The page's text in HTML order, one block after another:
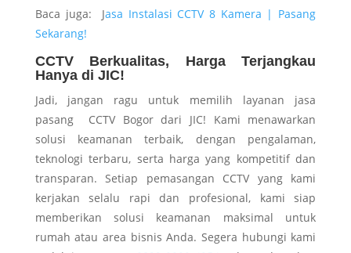
Baca juga: Jasa Instalasi CCTV 8 Kamera | Pasang
Sekarang!
CCTV Berkualitas, Harga Terjangkau
Hanya di JIC!
Jadi, jangan ragu untuk memilih layanan jasa
pasang CCTV Bogor dari JIC! Kami menawarkan
solusi keamanan terbaik, dengan pengalaman,
teknologi terbaru, serta harga yang kompetitif dan
transparan. Setiap pemasangan CCTV yang kami
kerjakan selalu rapi dan profesional, kami siap
memberikan solusi keamanan maksimal untuk
rumah atau area bisnis Anda. Segera hubungi kami